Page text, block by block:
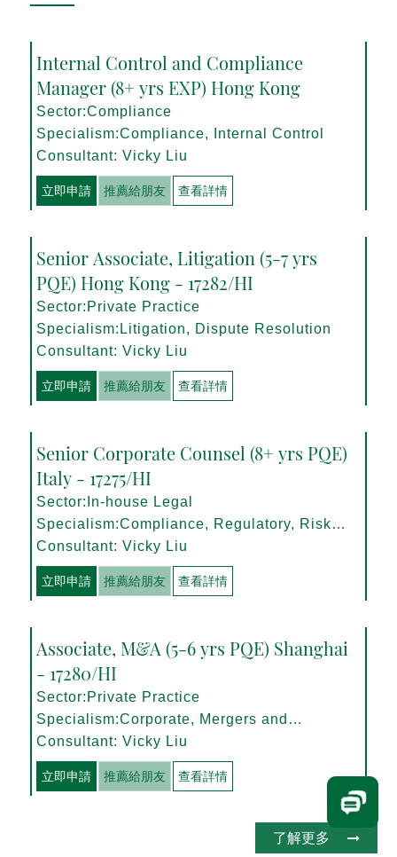
Internal Control and Compliance
Manager (8+ yrs EXP) Hong Kong
Sector:Compliance
Specialism:Compliance, Internal Control
Consultant: Vicky Liu
立即申請 推薦給朋友 查看詳情
Senior Associate, Litigation (5-7 yrs
PQE) Hong Kong - 17282/HI
Sector:Private Practice
Specialism:Litigation, Dispute Resolution
Consultant: Vicky Liu
立即申請 推薦給朋友 查看詳情
Senior Corporate Counsel (8+ yrs PQE)
Italy - 17275/HI
Sector:In-house Legal
Specialism:Compliance, Regulatory, Risk
Management
Consultant: Vicky Liu
立即申請 推薦給朋友 查看詳情
Associate, M&A (5-6 yrs PQE) Shanghai
- 17280/HI
Sector:Private Practice
Specialism:Corporate, Mergers and
Acquisitions
Consultant: Vicky Liu
立即申請 推薦給朋友 查看詳情
了解更多